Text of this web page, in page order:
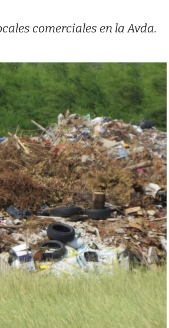
comerciales en la Avda.